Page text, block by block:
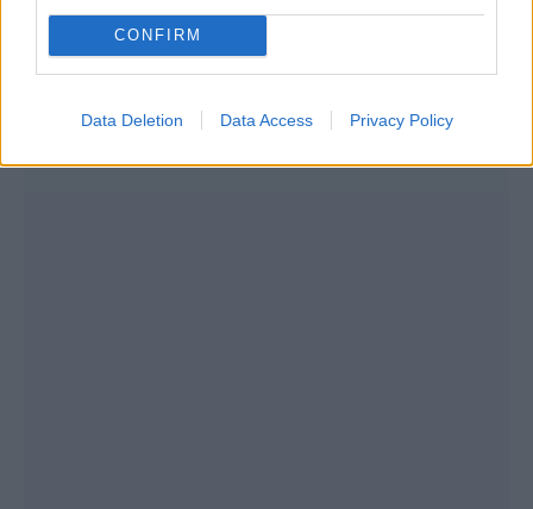
CONFIRM
Data Deletion Data Access Privacy Policy